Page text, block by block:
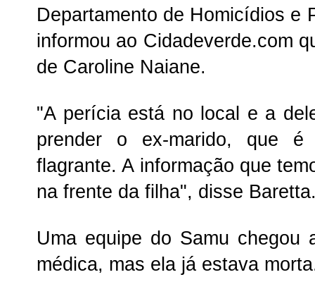
Departamento de Homicídios e
informou ao Cidadeverde.com
de Caroline Naiane.
"A perícia está no local e a
prender o ex-marido, que
flagrante. A informação que
na frente da filha", disse
Uma equipe do Samu chegou
médica, mas ela já estava